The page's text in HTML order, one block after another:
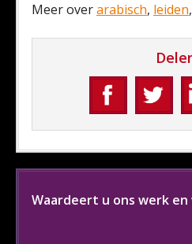
Meer overarabisch, leiden,
Waardeert u ons werk